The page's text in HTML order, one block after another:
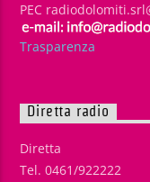
PEC
Trasparenza
Diretta radio
Diretta
Tel. 0461/922222